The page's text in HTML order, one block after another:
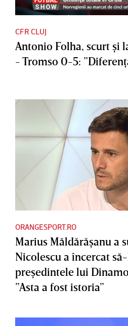
CFR CLUJ
Antonio Folha, scurt şi
- Tromso 0-5:
ORANGESPORT.RO
Marius Măldărăşanu a
Nicolescu a încercat
preşedintele lui
”Asta a fost istoria”